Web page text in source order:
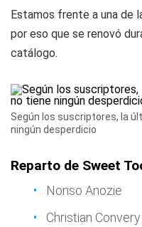
Estamos frente a una de
por eso que se renovó
catálogo.
Según los suscriptores, la
ningún desperdicio
Reparto de Sweet
Nonso Anozie
Christian Convery